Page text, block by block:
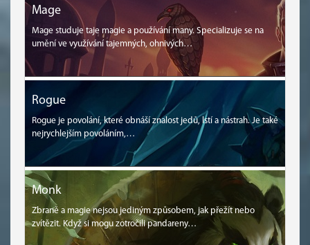
Mage
Mage studuje taje magie a používání many. Specializuje se na
umění ve využívání tajemných, ohnivých…
Rogue
Rogue je povolání, které obnáší znalost jedů, lstí a nástrah. Je také
nejrychlejším povoláním,…
Monk
Zbraně a magie nejsou jediným způsobem, jak přežít nebo
zvítězit. Když si mogu zotročili pandareny…